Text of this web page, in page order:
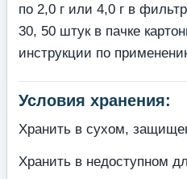
по 2,0 г или 4,0 г в
30, 50 штук в пачке
инструкции по
Условия хранения:
Хранить в сухом,
Хранить в недоступном